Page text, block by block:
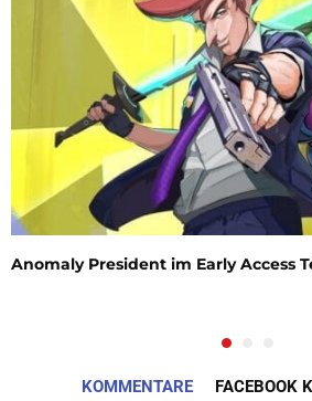
Anomaly President im Early Access
KOMMENTARE FACEBOOK